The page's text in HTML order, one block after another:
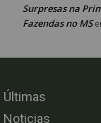
Surpresas na
Fazendas no MS
Últimas
Noticias